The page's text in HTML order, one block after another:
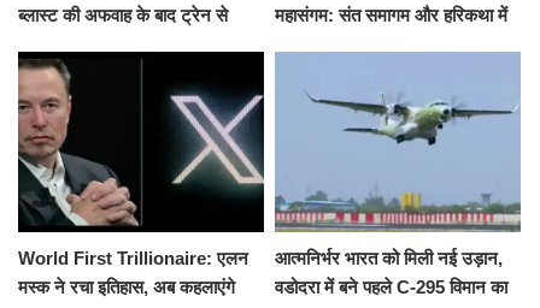
ब्लास्ट की अफवाह के बाद ट्रेन से
रौंदा, 4 की मौत
महासंगम: संत समागम और हरिकथा में
World First Trillionaire: एलन
मस्क ने रचा इतिहास, अब कहलाएंगे
आत्मनिर्भर भारत को मिली नई उड़ान,
वडोदरा में बने पहले C-295 विमान का